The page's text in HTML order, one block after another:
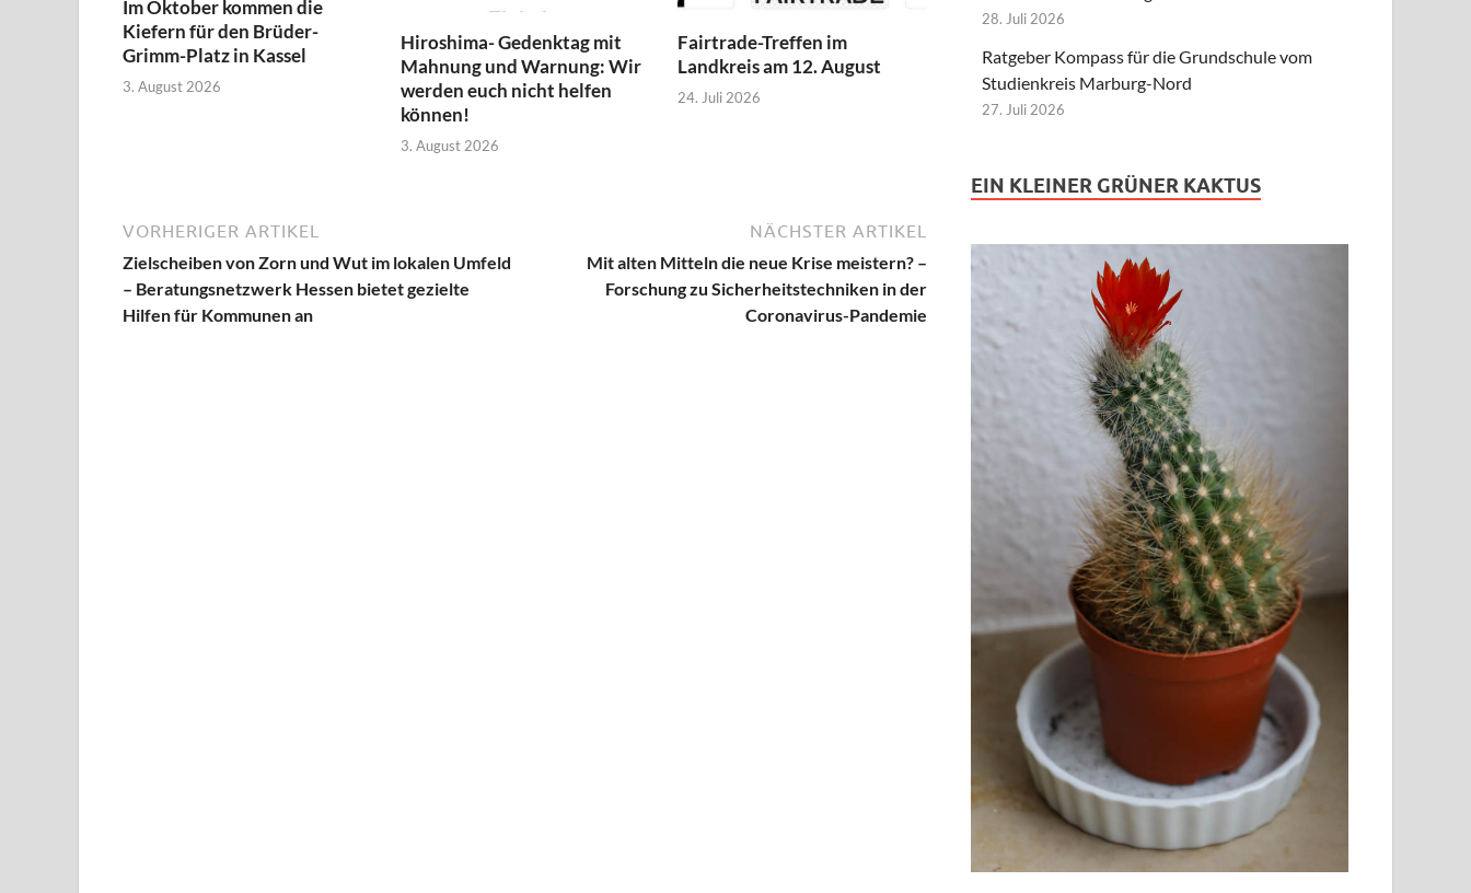
Im Oktober kommen die
Kiefern für den Brüder-
Grimm-Platz in Kassel
3. August 2026
Hiroshima- Gedenktag mit
Mahnung und Warnung: Wir
werden euch nicht helfen
können!
3. August 2026
Fairtrade-Treffen im
Landkreis am 12. August
24. Juli 2026
VORHERIGER ARTIKEL
Zielscheiben von Zorn und Wut im lokalen Umfeld
– Beratungsnetzwerk Hessen bietet gezielte
Hilfen für Kommunen an
NÄCHSTER ARTIKEL
Mit alten Mitteln die neue Krise meistern? –
Forschung zu Sicherheitstechniken in der
Coronavirus-Pandemie
28. Juli 2026
Ratgeber Kompass für die Grundschule vom
Studienkreis Marburg-Nord
27. Juli 2026
EIN KLEINER GRÜNER KAKTUS